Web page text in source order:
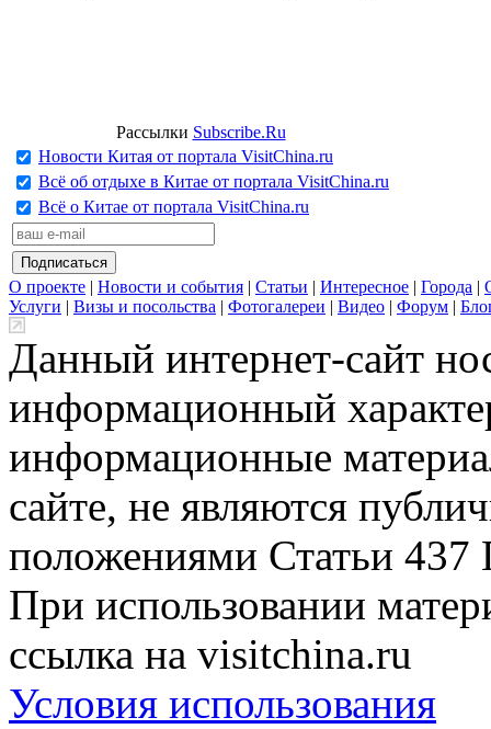
Рассылки Subscribe.Ru
Новости Китая от портала VisitChina.ru
Всё об отдыхе в Китае от портала VisitChina.ru
Всё о Китае от портала VisitChina.ru
О проекте | Новости и события | Статьи | Интересное | Города |
Услуги | Визы и посольства | Фотогалереи | Видео | Форум |
Данный интернет-сайт
информационный
информационные
сайте, не являются
положениями Статьи 437
При использовании
ссылка на visitchina.ru
Условия использования